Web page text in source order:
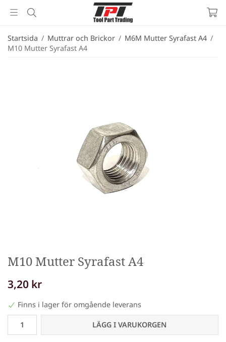
Startsida / Muttrar och Brickor / M6M Mutter Syrafast A4 /
M10 Mutter Syrafast A4
M10 Mutter Syrafast A4
3,20 kr
Finns i lager för omgående leverans
LÄGG I VARUKORGEN